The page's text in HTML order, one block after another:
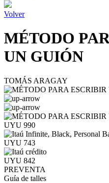
Volver
MÉTODO
UN GUIÓN
TOMÁS ARAGAY
UYU 990
UYU 743
UYU 842
PREVENTA
Guía de talles